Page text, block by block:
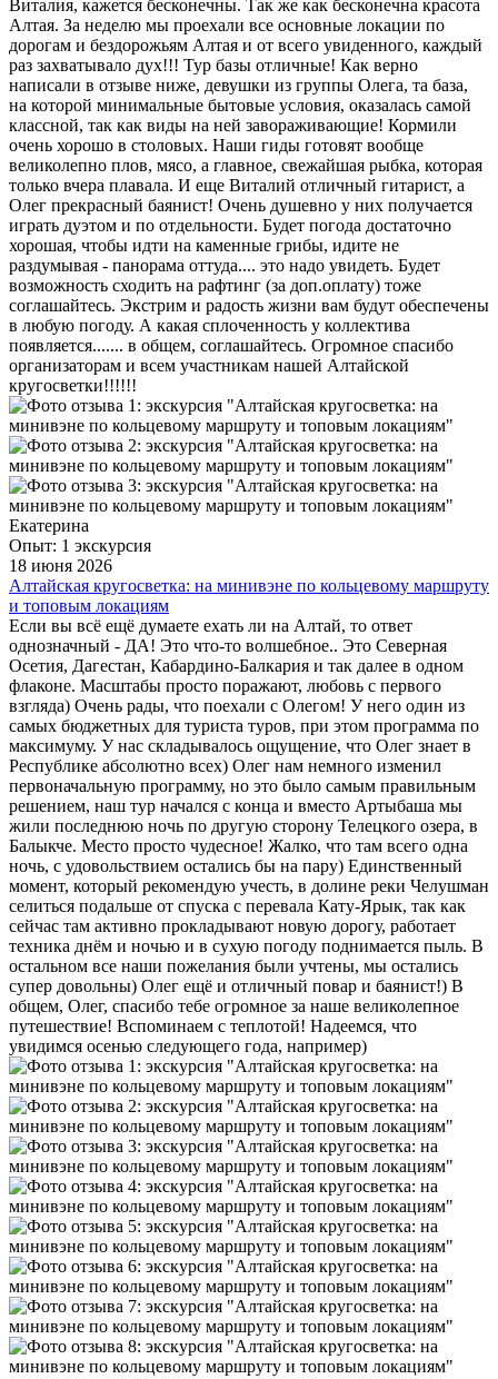
Виталия, кажется бесконечны. Так же как бесконечна красота
Алтая. За неделю мы проехали все основные локации по
дорогам и бездорожьям Алтая и от всего увиденного, каждый
раз захватывало дух!!! Тур базы отличные! Как верно
написали в отзыве ниже, девушки из группы Олега, та база,
на которой минимальные бытовые условия, оказалась самой
классной, так как виды на ней завораживающие! Кормили
очень хорошо в столовых. Наши гиды готовят вообще
великолепно плов, мясо, а главное, свежайшая рыбка, которая
только вчера плавала. И еще Виталий отличный гитарист, а
Олег прекрасный баянист! Очень душевно у них получается
играть дуэтом и по отдельности. Будет погода достаточно
хорошая, чтобы идти на каменные грибы, идите не
раздумывая - панорама оттуда.... это надо увидеть. Будет
возможность сходить на рафтинг (за доп.оплату) тоже
соглашайтесь. Экстрим и радость жизни вам будут обеспечены
в любую погоду. А какая сплоченность у коллектива
появляется....... в общем, соглашайтесь. Огромное спасибо
организаторам и всем участникам нашей Алтайской
кругосветки!!!!!!
Екатерина
Опыт: 1 экскурсия
18 июня 2026
Алтайская кругосветка: на минивэне по кольцевому маршруту
и топовым локациям
Если вы всё ещё думаете ехать ли на Алтай, то ответ
однозначный - ДА! Это что-то волшебное.. Это Северная
Осетия, Дагестан, Кабардино-Балкария и так далее в одном
флаконе. Масштабы просто поражают, любовь с первого
взгляда) Очень рады, что поехали с Олегом! У него один из
самых бюджетных для туриста туров, при этом программа по
максимуму. У нас складывалось ощущение, что Олег знает в
Республике абсолютно всех) Олег нам немного изменил
первоначальную программу, но это было самым правильным
решением, наш тур начался с конца и вместо Артыбаша мы
жили последнюю ночь по другую сторону Телецкого озера, в
Балыкче. Место просто чудесное! Жалко, что там всего одна
ночь, с удовольствием остались бы на пару) Единственный
момент, который рекомендую учесть, в долине реки Челушман
селиться подальше от спуска с перевала Кату-Ярык, так как
сейчас там активно прокладывают новую дорогу, работает
техника днём и ночью и в сухую погоду поднимается пыль. В
остальном все наши пожелания были учтены, мы остались
супер довольны) Олег ещё и отличный повар и баянист!) В
общем, Олег, спасибо тебе огромное за наше великолепное
путешествие! Вспоминаем с теплотой! Надеемся, что
увидимся осенью следующего года, например)